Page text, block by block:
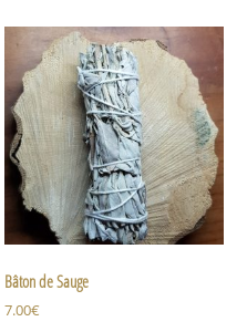
Bâton de Sauge
7.00€